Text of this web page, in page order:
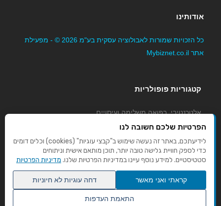
אודותינו
כל הזכויות שמורות לאבולוציה עסקית בע"מ 2026 © - מפעילת
אתר Mybiznet.co.il
קטגוריות פופולריות
אלטרנטיבי, רפואה משלימה ועיסויים
גני ילדים, משפחתונים וצהרונים
קוסמטיקה טיפוח ויופי
מורים לנהיגה
הפרטיות שלכם חשובה לנו
לידיעתכם, באתר זה נעשה שימוש ב"קבצי עוגיות" (cookies) וכלים דומים
כדי לספק חוויית גלישה טובה יותר, תוכן מותאם אישית וניתוחים
סטטיסטיים. למידע נוסף עיינו במדיניות הפרטיות שלנו. מדיניות הפרטיות
קראתי ואני מאשר דחה עוגיות לא חיוניות
התאמת העדפות